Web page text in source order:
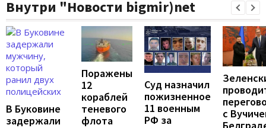
Внутри "Новости bigmir)net
В Буковине
задержали
Поражены
12
кораблей
теневого
флота
Суд назначил
пожизненное
11 военным
РФ за
с